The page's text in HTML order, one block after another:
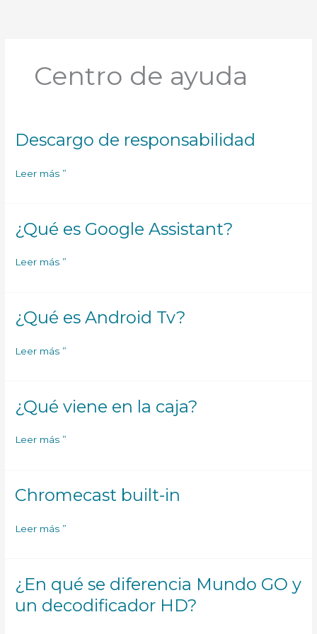
Centro de ayuda
Descargo de responsabilidad
Descargo
responsabilidad
Leer más ”
¿Qué es Google Assistant?
¿Qué
es
Google
Leer más ”
¿Qué es Android Tv?
¿Qué
es
Android
Leer más ”
¿Qué viene en la caja?
¿Qué
viene
en
Leer más ”
Chromecast built-in
Chromecast
inLeer más ”
¿En qué se diferencia Mundo GO y
un decodificador HD?
¿En
qué
se